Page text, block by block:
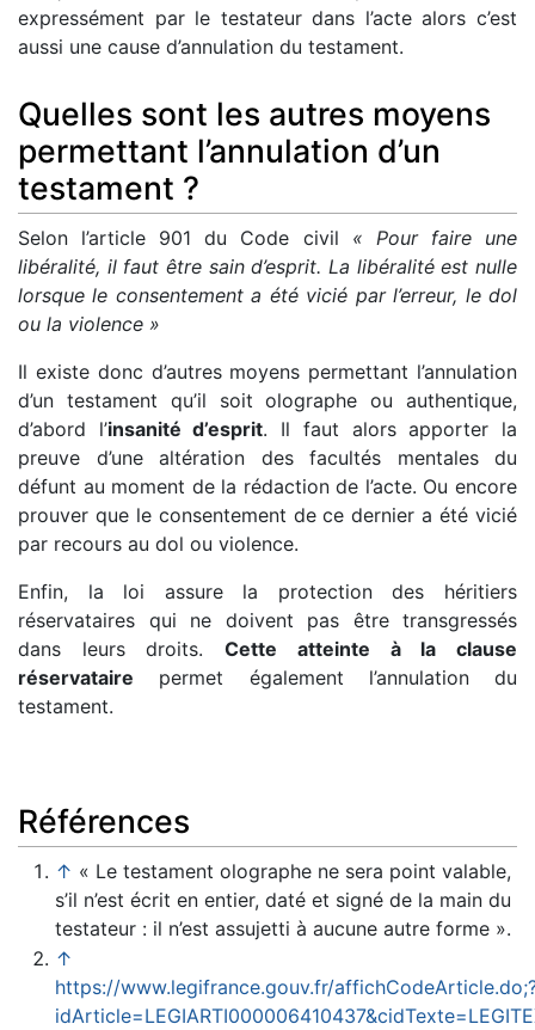
expressément par le testateur dans l’acte alors c’est
aussi une cause d’annulation du testament.
Quelles sont les autres moyens
permettant l’annulation d’un
testament ?
Selon l’article 901 du Code civil « Pour faire une
libéralité, il faut être sain d’esprit. La libéralité est nulle
lorsque le consentement a été vicié par l’erreur, le dol
ou la violence »
Il existe donc d’autres moyens permettant l’annulation
d’un testament qu’il soit olographe ou authentique,
d’abord l’insanité d’esprit. Il faut alors apporter la
preuve d’une altération des facultés mentales du
défunt au moment de la rédaction de l’acte. Ou encore
prouver que le consentement de ce dernier a été vicié
par recours au dol ou violence.
Enfin, la loi assure la protection des héritiers
réservataires qui ne doivent pas être transgressés
dans leurs droits.Cette atteinte à la clause
réservataire permet également l’annulation du
testament.
Références
↑ « Le testament olographe ne sera point valable,
s’il n’est écrit en entier, daté et signé de la main du
testateur : il n’est assujetti à aucune autre forme ».
↑
https://www.legifrance.gouv.fr/